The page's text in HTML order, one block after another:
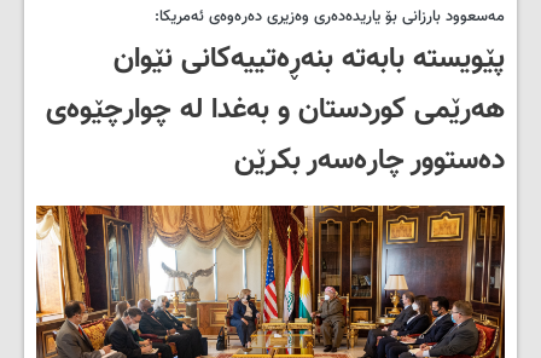
مەسعوود بارزانی بۆ یاریدەدەری وەزیری دەرەوەی ئەمریكا:
پێویستە بابەتە بنەڕەتییەكانی نێوان
هەرێمی کوردستان و بەغدا لە چوارچێوەی
دەستوور چارەسەر بكرێن